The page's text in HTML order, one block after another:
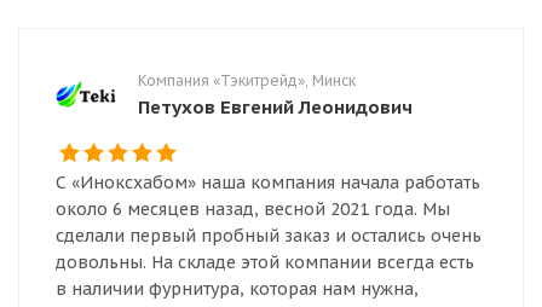
Компания «Тэкитрейд», Минск
Петухов Евгений Леонидович
С «Иноксхабом» наша компания начала работать
около 6 месяцев назад, весной 2021 года. Мы
сделали первый пробный заказ и остались очень
довольны. На складе этой компании всегда есть
в наличии фурнитура, которая нам нужна,